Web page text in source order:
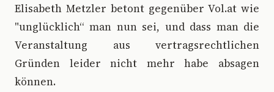
Elisabeth Metzler betont gegenüber Vol.at wie
"unglücklich“ man nun sei, und dass man die
Veranstaltung aus vertragsrechtlichen
Gründen leider nicht mehr habe absagen
können.